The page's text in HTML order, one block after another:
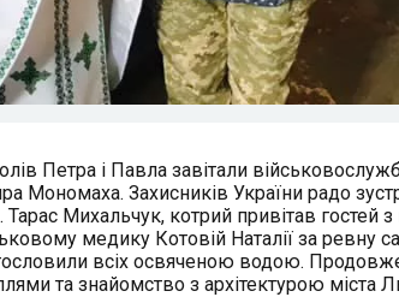
Петра і Павла завітали
Мономаха. Захисників України радо
Михальчук, котрий привітав гостей
медику Котовій Наталії за ревну
всіх освяченою водою.
та знайомство з архітектурою міста